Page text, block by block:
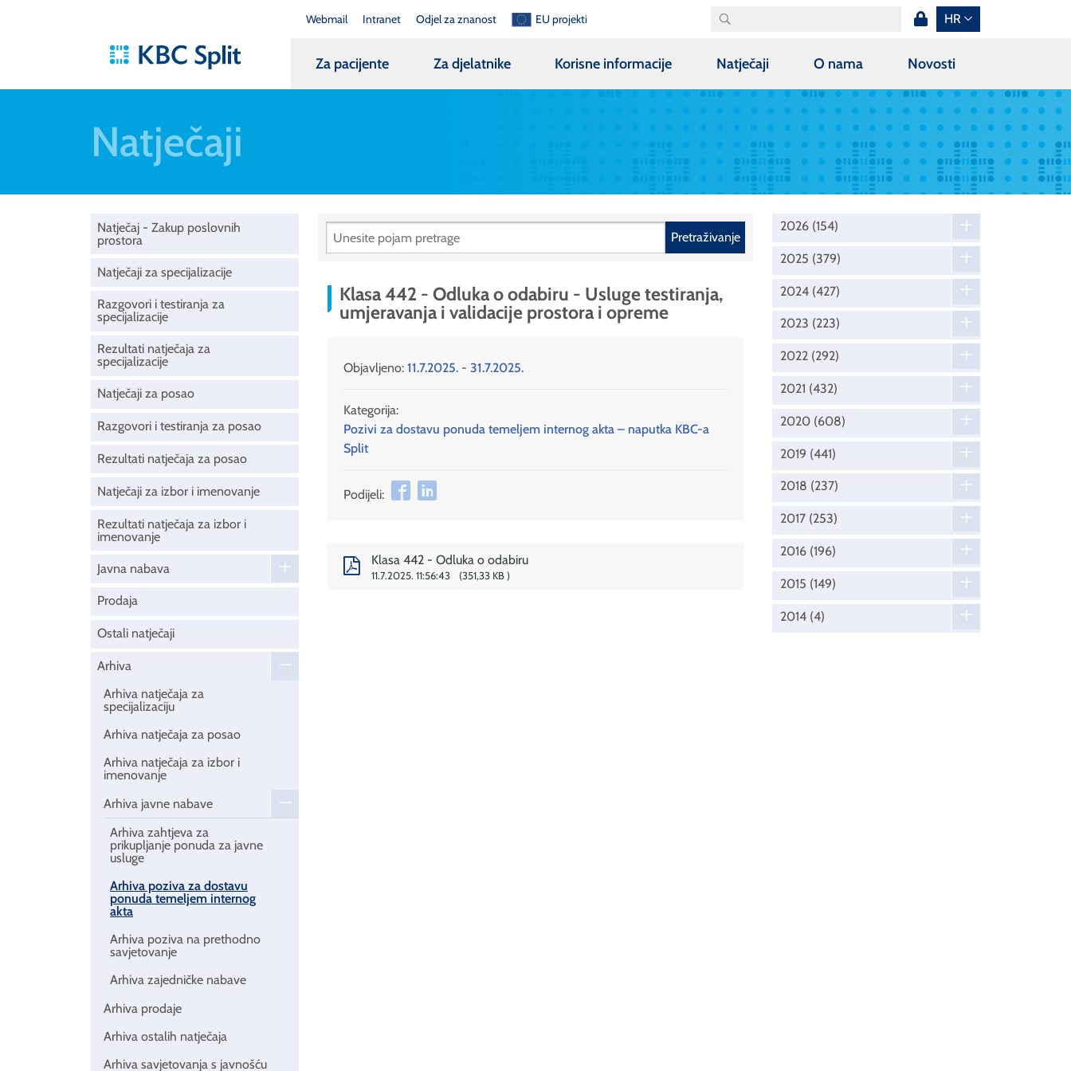
Webmail Intranet Odjel za znanost EU projekti HR
Za pacijente Za djelatnike Korisne informacije Natječaji O nama Novosti
Natječaji
Natječaj - Zakup poslovnih
prostora
Natječaji za specijalizacije
Razgovori i testiranja za
specijalizacije
Rezultati natječaja za
specijalizacije
Natječaji za posao
Razgovori i testiranja za posao
Rezultati natječaja za posao
Natječaji za izbor i imenovanje
Rezultati natječaja za izbor i
imenovanje
Javna nabava
Prodaja
Ostali natječaji
Arhiva
Arhiva natječaja za
specijalizaciju
Arhiva natječaja za posao
Arhiva natječaja za izbor i
imenovanje
Arhiva javne nabave
Arhiva zahtjeva za
prikupljanje ponuda za javne
usluge
Arhiva poziva za dostavu
ponuda temeljem internog
akta
Arhiva poziva na prethodno
savjetovanje
Arhiva zajedničke nabave
Arhiva prodaje
Arhiva ostalih natječaja
Arhiva savjetovanja s javnošću
Pretraživanje
Klasa 442 - Odluka o odabiru - Usluge testiranja,
umjeravanja i validacije prostora i opreme
Objavljeno: 11.7.2025. - 31.7.2025.
Kategorija:
Pozivi za dostavu ponuda temeljem internog akta – naputka KBC-a
Split
Podijeli:
Klasa 442 - Odluka o odabiru
11.7.2025. 11:56:43 351,33 KB
2026 (154)
2025 (379)
2024 (427)
2023 (223)
2022 (292)
2021 (432)
2020 (608)
2019 (441)
2018 (237)
2017 (253)
2016 (196)
2015 (149)
2014 (4)